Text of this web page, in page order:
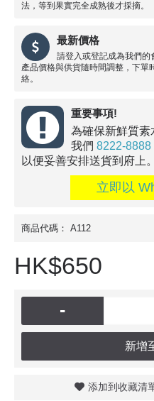
法，等到果實完全成熟後才採摘。
最新價格
請登入或登記成為我們的
產品價格與供貨隨時間調整，下單
絡。
重要事項!
為確保新鮮質
我們 8222-8888
以便妥善安排送貨到府上。
立即以
商品代碼： A112
HK$650
-
新增
添加到收藏清